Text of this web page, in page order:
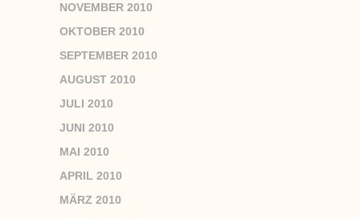
NOVEMBER 2010
OKTOBER 2010
SEPTEMBER 2010
AUGUST 2010
JULI 2010
JUNI 2010
MAI 2010
APRIL 2010
MÄRZ 2010